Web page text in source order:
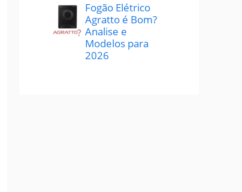
Fogão Elétrico
Agratto é Bom?
Analise e
Modelos para
2026